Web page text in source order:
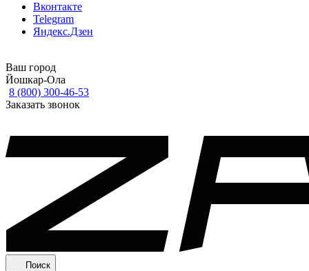
Вконтакте
Telegram
Яндекс.Дзен
Ваш город
Йошкар-Ола
8 (800) 300-46-53
Заказать звонок
Поиск